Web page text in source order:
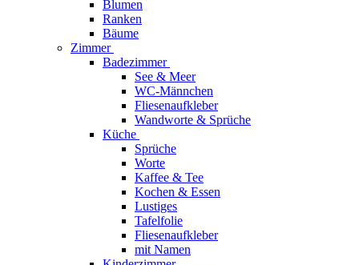
Blumen
Ranken
Bäume
Zimmer
Badezimmer
See & Meer
WC-Männchen
Fliesenaufkleber
Wandworte & Sprüche
Küche
Sprüche
Worte
Kaffee & Tee
Kochen & Essen
Lustiges
Tafelfolie
Fliesenaufkleber
mit Namen